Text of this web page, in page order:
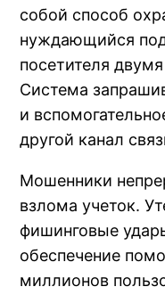
собой способ
нуждающийся
посетителя
Система
и
другой канал
Мошенники
взлома учеток.
фишинговые
обеспечение
миллионов